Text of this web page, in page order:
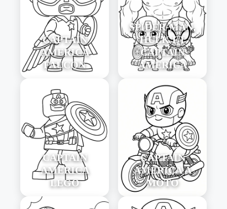
CAPTAIN
AMERICA
FAUCON
SPIDER-MAN,
HULK ET
CAPTAIN
AMERICA
CAPTAIN
AMERICA
LEGO
CAPTAIN
AMERICA À
MOTO